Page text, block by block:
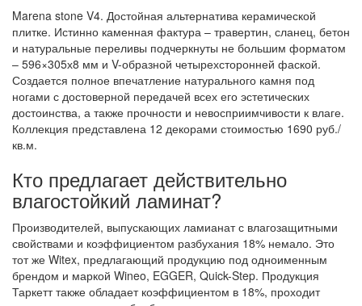
Marena stone V4. Достойная альтернатива керамической
плитке. Истинно каменная фактура – травертин, сланец, бетон
и натуральные переливы подчеркнуты не большим форматом
– 596×305х8 мм и V-образной четырехсторонней фаской.
Создается полное впечатление натурального камня под
ногами с достоверной передачей всех его эстетических
достоинства, а также прочности и невосприимчивости к влаге.
Коллекция представлена 12 декорами стоимостью 1690 руб./
кв.м.
Кто предлагает действительно
влагостойкий ламинат?
Производителей, выпускающих ламианат с влагозащитными
свойствами и коэффициентом разбухания 18% немало. Это
тот же Witex, предлагающий продукцию под одноименным
брендом и маркой Wineo, EGGER, Quick-Step. Продукция
Таркетт также обладает коэффициентом в 18%, проходит